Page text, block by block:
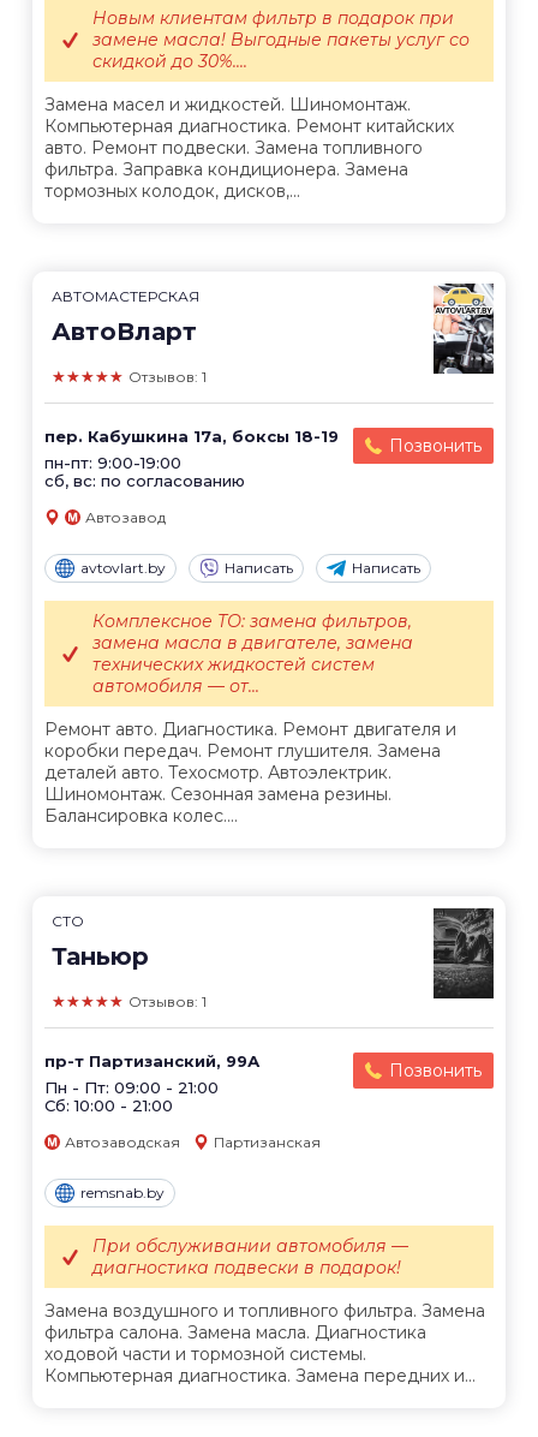
Замена масел и жидкостей. Шиномонтаж.
Компьютерная диагностика. Ремонт китайских
авто. Ремонт подвески. Замена топливного
фильтра. Заправка кондиционера. Замена
тормозных колодок, дисков,...
Новым клиентам фильтр в подарок при
замене масла! Выгодные пакеты услуг со
скидкой до 30%....
АВТОМАСТЕРСКАЯ
АвтоВларт
★★★★★ Отзывов: 1
пер. Кабушкина 17а, боксы 18-19
пн-пт: 9:00-19:00
сб, вс: по согласованию
Позвонить
Автозавод
avtovlart.by Написать Написать
Ремонт авто. Диагностика. Ремонт двигателя и
коробки передач. Ремонт глушителя. Замена
деталей авто. Техосмотр. Автоэлектрик.
Шиномонтаж. Сезонная замена резины.
Балансировка колес....
Комплексное ТО: замена фильтров,
замена масла в двигателе, замена
технических жидкостей систем
автомобиля — от...
СТО
Таньюр
★★★★★ Отзывов: 1
пр-т Партизанский, 99А
Пн - Пт: 09:00 - 21:00
Сб: 10:00 - 21:00
Позвонить
Автозаводская Партизанская
remsnab.by
Замена воздушного и топливного фильтра. Замена
фильтра салона. Замена масла. Диагностика
ходовой части и тормозной системы.
Компьютерная диагностика. Замена передних и...
При обслуживании автомобиля —
диагностика подвески в подарок!